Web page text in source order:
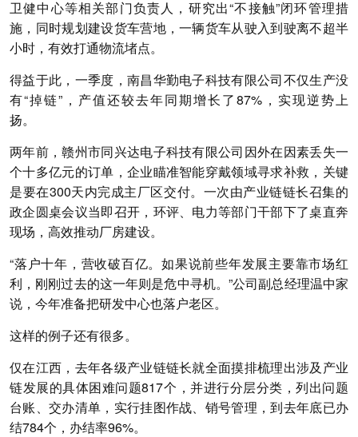
卫健中心等相关部门负责人，研究出“不接触”闭环管理措
施，同时规划建设货车营地，一辆货车从驶入到驶离不超半
小时，有效打通物流堵点。
得益于此，一季度，南昌华勤电子科技有限公司不仅生产没
有“掉链”，产值还较去年同期增长了87%，实现逆势上
扬。
两年前，赣州市同兴达电子科技有限公司因外在因素丢失一
个十多亿元的订单，企业瞄准智能穿戴领域寻求补救，关键
是要在300天内完成主厂区交付。一次由产业链链长召集的
政企圆桌会议当即召开，环评、电力等部门干部下了桌直奔
现场，高效推动厂房建设。
“落户十年，营收破百亿。如果说前些年发展主要靠市场红
利，刚刚过去的这一年则是危中寻机。”公司副总经理温中家
说，今年准备把研发中心也落户老区。
这样的例子还有很多。
仅在江西，去年各级产业链链长就全面摸排梳理出涉及产业
链发展的具体困难问题817个，并进行分层分类，列出问题
台账、交办清单，实行挂图作战、销号管理，到去年底已办
结784个，办结率96%。